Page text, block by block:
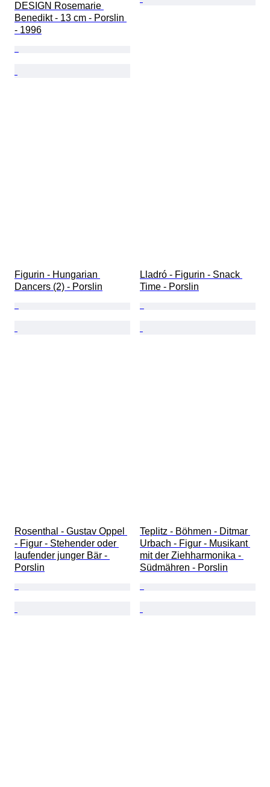
DESIGN Rosemarie
Benedikt - 13 cm - Porslin
- 1996
Figurin - Hungarian
Dancers (2) - Porslin
Lladró - Figurin - Snack
Time - Porslin
Rosenthal - Gustav Oppel
- Figur - Stehender oder
laufender junger Bär -
Porslin
Teplitz - Böhmen - Ditmar
Urbach - Figur - Musikant
mit der Ziehharmonika -
Südmähren - Porslin